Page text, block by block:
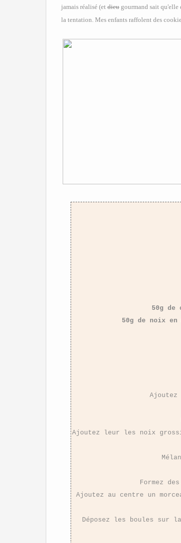
jamais réalisé (et dieu gourmand sait qu'elle
la tentation. Mes enfants raffolent des
50g
50g de noix en
Ajoutez
Ajoutez leur les noix
Formez
Ajoutez au centre un
Déposez les boules sur